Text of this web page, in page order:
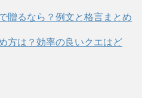
贈るなら？例文と格言まとめ
方は？効率の良いクエはど